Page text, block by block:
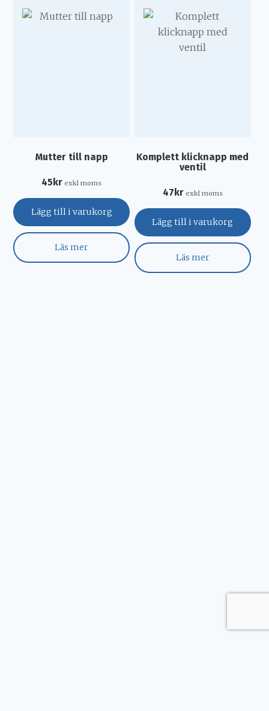
Mutter till napp
45kr exkl moms
Lägg till i varukorg
Läs mer
Komplett klicknapp med
ventil
47kr exkl moms
Lägg till i varukorg
Läs mer